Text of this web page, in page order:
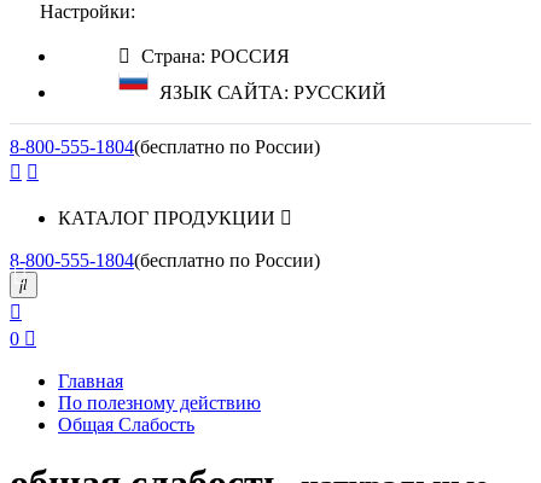
Настройки:
Страна: РОССИЯ
ЯЗЫК САЙТА: РУССКИЙ
8-800-555-1804(бесплатно по России)
КАТАЛОГ ПРОДУКЦИИ
8-800-555-1804(бесплатно по России)
0
Главная
По полезному действию
Общая Слабость